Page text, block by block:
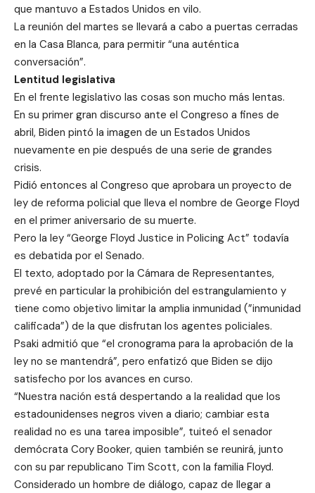
que mantuvo a Estados Unidos en vilo.
La reunión del martes se llevará a cabo a puertas cerradas
en la Casa Blanca, para permitir “una auténtica
conversación”.
Lentitud legislativa
En el frente legislativo las cosas son mucho más lentas.
En su primer gran discurso ante el Congreso a fines de
abril, Biden pintó la imagen de un Estados Unidos
nuevamente en pie después de una serie de grandes
crisis.
Pidió entonces al Congreso que aprobara un proyecto de
ley de reforma policial que lleva el nombre de George Floyd
en el primer aniversario de su muerte.
Pero la ley “George Floyd Justice in Policing Act” todavía
es debatida por el Senado.
El texto, adoptado por la Cámara de Representantes,
prevé en particular la prohibición del estrangulamiento y
tiene como objetivo limitar la amplia inmunidad (”inmunidad
calificada”) de la que disfrutan los agentes policiales.
Psaki admitió que “el cronograma para la aprobación de la
ley no se mantendrá”, pero enfatizó que Biden se dijo
satisfecho por los avances en curso.
“Nuestra nación está despertando a la realidad que los
estadounidenses negros viven a diario; cambiar esta
realidad no es una tarea imposible”, tuiteó el senador
demócrata Cory Booker, quien también se reunirá, junto
con su par republicano Tim Scott, con la familia Floyd.
Considerado un hombre de diálogo, capaz de llegar a